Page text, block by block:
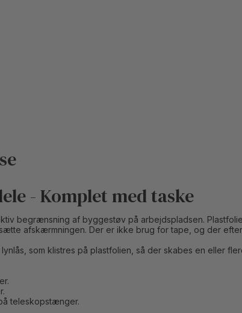
- Komplet med taske
begrænsning af byggestøv på arbejdspladsen.
afskærmningen. Der er ikke brug for tape, og der
som klistres på plastfolien, så der skabes en eller
teleskopstænger.